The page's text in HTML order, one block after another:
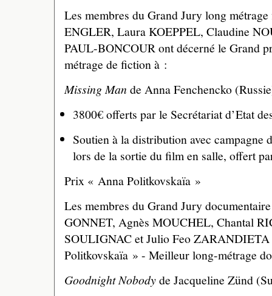
Les membres du Grand Jury long
ENGLER, Laura KOEPPEL, Claudine
PAUL-BONCOUR ont décerné le Grand
métrage de fiction à :
Missing Man de Anna Fenchencko
3800€ offerts par le Secrétariat d’Etat
Soutien à la distribution avec campagne
lors de la sortie du film en salle, offert
Prix « Anna Politkovskaïa »
Les membres du Grand Jury
GONNET, Agnès MOUCHEL, Chantal
SOULIGNAC et Julio Feo
Politkovskaïa » - Meilleur long-métrage
Goodnight Nobodyde Jacqueline Zünd